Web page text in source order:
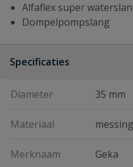
Alfaflex super
Dompelpompslang
Specificaties
Diameter 35 mm
Materiaal messing
Merknaam Geka